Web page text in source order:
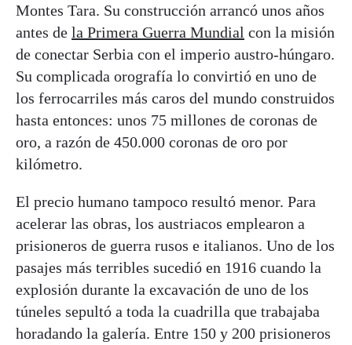
Montes Tara. Su construcción arrancó unos años
antes de la Primera Guerra Mundial con la misión
de conectar Serbia con el imperio austro-húngaro.
Su complicada orografía lo convirtió en uno de
los ferrocarriles más caros del mundo construidos
hasta entonces: unos 75 millones de coronas de
oro, a razón de 450.000 coronas de oro por
kilómetro.
El precio humano tampoco resultó menor. Para
acelerar las obras, los austriacos emplearon a
prisioneros de guerra rusos e italianos. Uno de los
pasajes más terribles sucedió en 1916 cuando la
explosión durante la excavación de uno de los
túneles sepultó a toda la cuadrilla que trabajaba
horadando la galería. Entre 150 y 200 prisioneros